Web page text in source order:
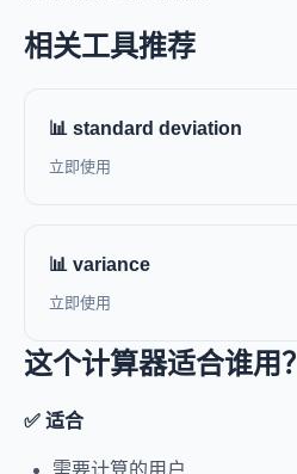
相关工具推荐
📊 standard deviation
立即使用
📊 variance
立即使用
这个计算器适合谁用？
✅ 适合
需要计算的用户